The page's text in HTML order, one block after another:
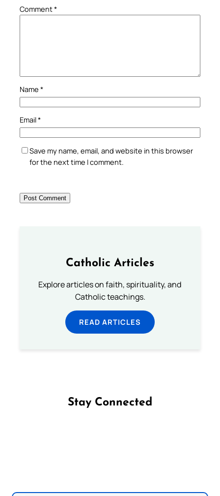
Comment*
Name *
Email*
Save my name, email, and website in this browser
for the next time I comment.
Catholic Articles
Explore articles on faith, spirituality, and
Catholic teachings.
READ ARTICLES
Stay Connected